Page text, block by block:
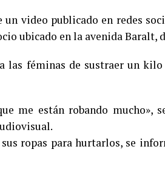
video publicado en redes
ubicado en la avenida Baralt,
las féminas de sustraer un kilo
me están robando mucho»,
ropas para hurtarlos, se